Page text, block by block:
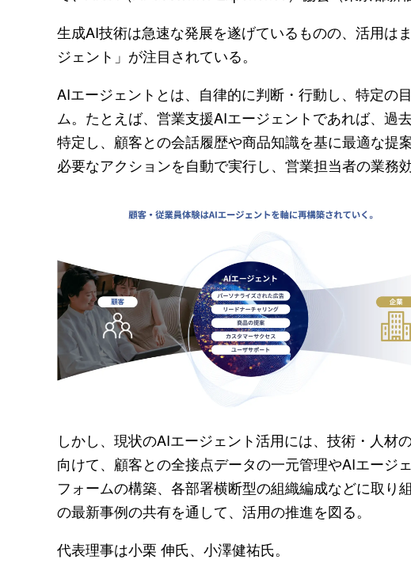
生成AI技術は急速な発展を遂げているものの、活用は
ジェント」が注目されている。
AIエージェントとは、自律的に判断・行動し、特定の
ム。たとえば、営業支援AIエージェントであれば、過
特定し、顧客との会話履歴や商品知識を基に最適な提
必要なアクションを自動で実行し、営業担当者の業務
しかし、現状のAIエージェント活用には、技術・人
向けて、顧客との全接点データの一元管理やAIエージ
フォームの構築、各部署横断型の組織編成などに取
の最新事例の共有を通して、活用の推進を図る。
代表理事は小栗 伸氏、小澤健祐氏。